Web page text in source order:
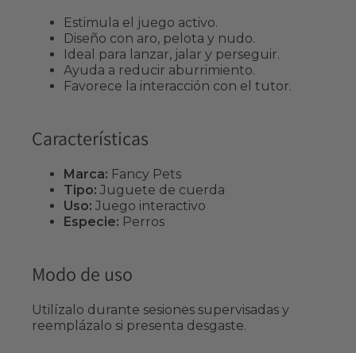
Estimula el juego activo.
Diseño con aro, pelota y nudo.
Ideal para lanzar, jalar y perseguir.
Ayuda a reducir aburrimiento.
Favorece la interacción con el tutor.
Características
Marca: Fancy Pets
Tipo: Juguete de cuerda
Uso: Juego interactivo
Especie: Perros
Modo de uso
Utilízalo durante sesiones supervisadas y
reemplázalo si presenta desgaste.